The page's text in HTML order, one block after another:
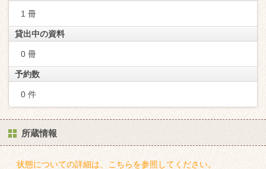
1 冊
貸出中の資料
0 冊
予約数
0 件
所蔵情報
状態についての詳細は、こちらを参照してください。